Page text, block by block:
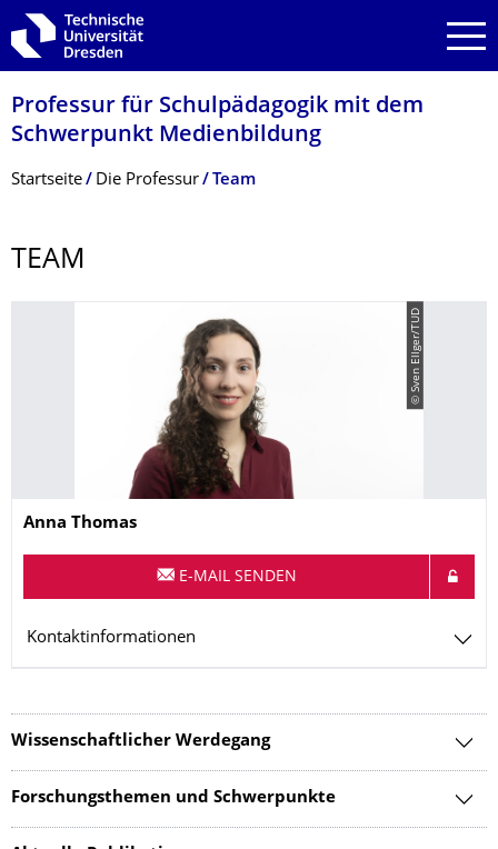
Zur Hauptnavigation springen
Zur Suche springen
Zum Inhalt springen
Professur für Schulpädagogik mit dem
Schwerpunkt Medienbildung
Breadcrumb-Menü
Startseite Die Professur Team
TEAM
© Sven Ellger/TUD
Name
Anna Thomas
E-MAIL SENDEN
Kontaktinformationen
Wissenschaftlicher Werdegang
Forschungsthemen und Schwerpunkte